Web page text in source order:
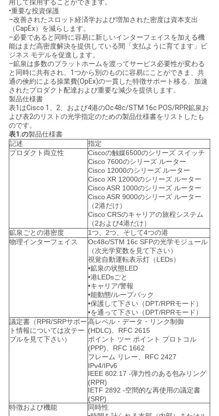
用して採用することができます。
•重要な投資保護
–改善されたスロット経済学および増加された密度は資本支出
（CapEx）を減らします。
–必要であると同時に容易に新しいインターフェイスを加える機
能はまだ高密度解決を提供している間「支払ように育てます」ビ
ジネス モデルを促進します。
–鉱泉は多数のプラットホームを渡ってサービス必要性が変わる
と同時に共有され、1つから別のものに容易にことができま、共
通の倹約による操業費(OpEx)の一貫した特徴サポート移る、加速
されたプロダクト配達および重要な減少を提供します。
製品仕様書
表1はCisco 1、2、および4港のOc48c/STM 16c POS/RPR鉱泉お
よび表2のリストの光学指定のための製品仕様書をリストしたも
のです。
表1.の製品仕様書
記述
指定
プロダクト両立性
Ciscoの触媒6500のシリーズ スイッチ
Cisco 7600のシリーズ ルーター
Cisco 12000のシリーズ ルーター
Cisco XR 12000のシリーズ ルーター
Cisco ASR 1000のシリーズ ルーター
Cisco ASR 9000のシリーズ ルーター
（2港だけ）
Cisco CRSのキャリアの旅程システム
（2および4港だけ）
鉱泉ごとの港密度
1つ、2つ、そして4つの港
物理インターフェイス
Oc48c/STM 16c SFPの光学モジュール
（次光学変数を見て下さい）
視覚自動運転表示灯（LEDs）
•鉱泉の状態LED
•港LEDsごと
•キャリア/警報
•能動態/ループバック
•保護して下さい（DPT/RPRモード）
•を通って下さい（DPT/RPRモード）
議定書（RPR/SRPサポー
ト情報については次テー
ブルを見て下さい）
高レベル・データ・リンク制御
(HDLC)、RFC 2615
ポイント ツー ポイント プロトコル
(PPP)、RFC 1662
フレーム リレー、RFC 2427
IPv4/IPv6
IEEE 802.17 -弾力性のある包みリング
(RPR)
IETF 2892 -空間的な再使用の議定書
(SRP)
特徴および機能
同時性